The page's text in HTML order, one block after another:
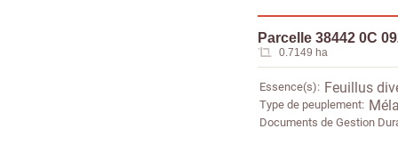
Parcelle 38442 0C
0.7149 ha
Essence(s) Feuillus
Type de peuplement
Documents de Gestion